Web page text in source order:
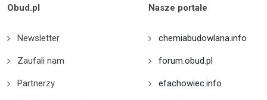
Obud.pl
Newsletter
Zaufali nam
Partnerzy
Nasze portale
chemiabudowlana.info
forum.obud.pl
efachowiec.info